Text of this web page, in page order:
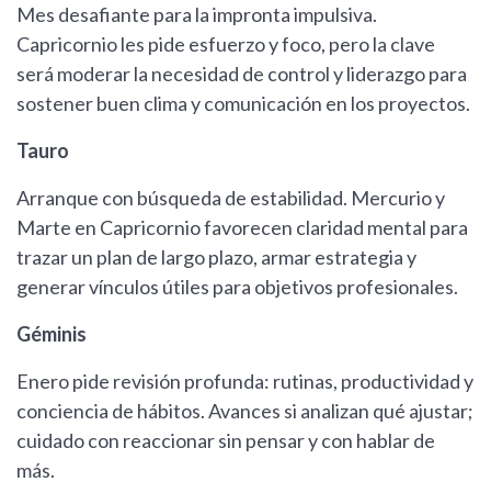
Mes desafiante para la impronta impulsiva.
Capricornio les pide esfuerzo y foco, pero la clave
será moderar la necesidad de control y liderazgo para
sostener buen clima y comunicación en los proyectos.
Tauro
Arranque con búsqueda de estabilidad. Mercurio y
Marte en Capricornio favorecen claridad mental para
trazar un plan de largo plazo, armar estrategia y
generar vínculos útiles para objetivos profesionales.
Géminis
Enero pide revisión profunda: rutinas, productividad y
conciencia de hábitos. Avances si analizan qué ajustar;
cuidado con reaccionar sin pensar y con hablar de
más.